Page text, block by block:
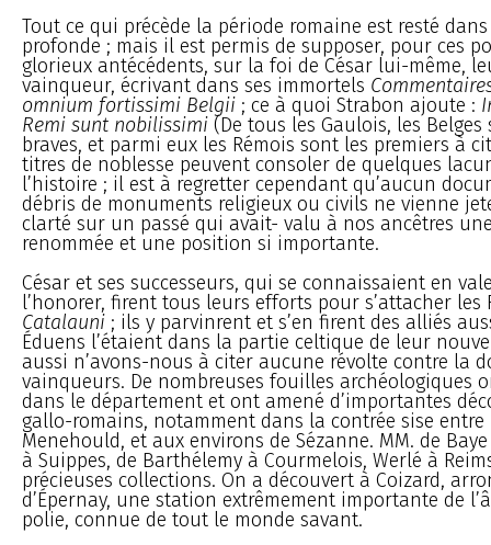
Tout ce qui précède la période romaine est resté
profonde ; mais il est permis de supposer, pour ces
glorieux antécédents, sur la foi de César lui-même,
vainqueur, écrivant dans ses immortels
omnium fortissimi Belgii ; ce à quoi Strabon ajoute :
Remi sunt nobilissimi (De tous les Gaulois, les
braves, et parmi eux les Rémois sont les premiers à
titres de noblesse peuvent consoler de quelques
l’histoire ; il est à regretter cependant qu’aucun
débris de monuments religieux ou civils ne vienne
clarté sur un passé qui avait- valu à nos ancêtres
renommée et une position si importante.
César et ses successeurs, qui se connaissaient en
l’honorer, firent tous leurs efforts pour s’attacher les
Catalauni ; ils y parvinrent et s’en firent des alliés
Éduens l’étaient dans la partie celtique de leur
aussi n’avons-nous à citer aucune révolte contre la
vainqueurs. De nombreuses fouilles archéologiques
dans le département et ont amené d’importantes
gallo-romains, notamment dans la contrée sise entre
Menehould, et aux environs de Sézanne. MM. de
à Suippes, de Barthélemy à Courmelois, Werlé à
précieuses collections. On a découvert à Coizard,
d’Épernay, une station extrêmement importante de
polie, connue de tout le monde savant.